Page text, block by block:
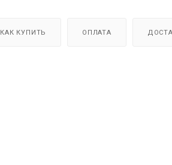
КАК КУПИТЬ ОПЛАТА